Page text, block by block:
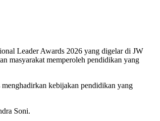
Leader Awards 2026 yang digelar di JW
masyarakat memperoleh pendidikan yang
kebijakan pendidikan yang
Soni.